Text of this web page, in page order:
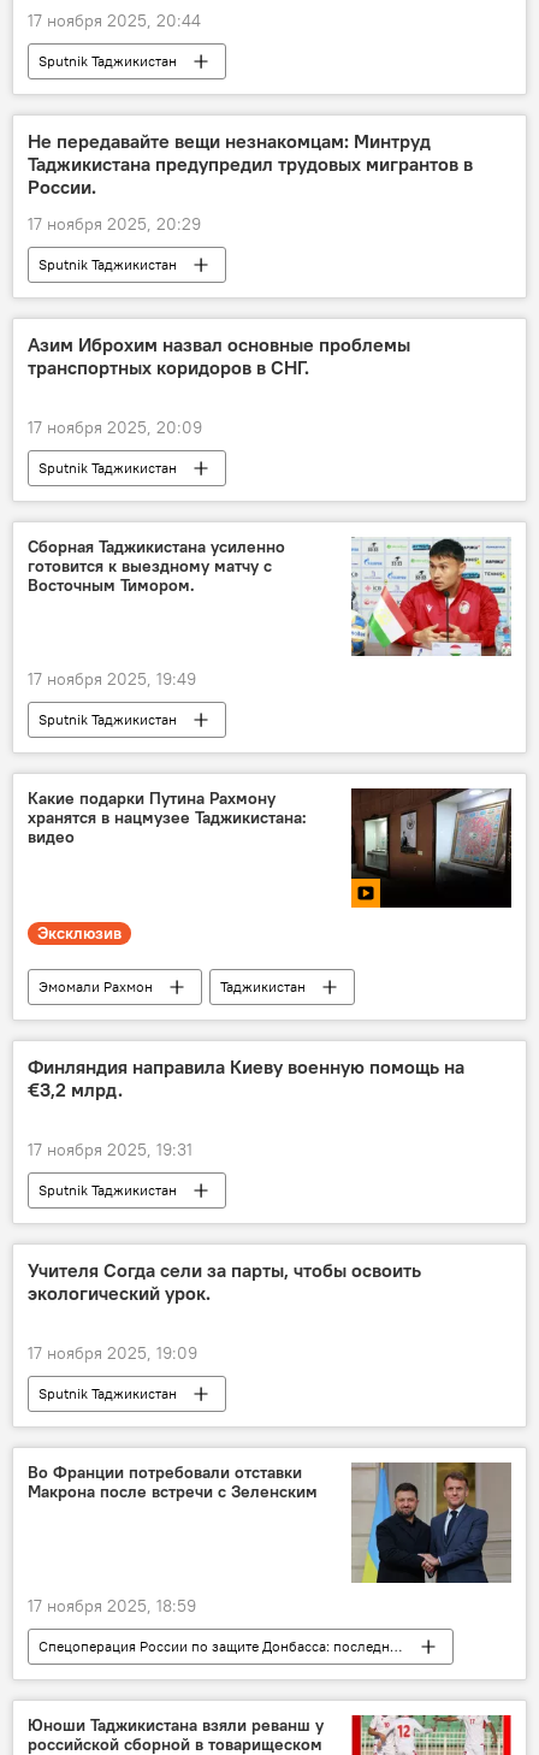
17 ноября 2025, 20:44
Sputnik Таджикистан
Не передавайте вещи незнакомцам: Минтруд
Таджикистана предупредил трудовых мигрантов в
России.
17 ноября 2025, 20:29
Sputnik Таджикистан
Азим Иброхим назвал основные проблемы
транспортных коридоров в СНГ.
17 ноября 2025, 20:09
Sputnik Таджикистан
Сборная Таджикистана усиленно
готовится к выездному матчу с
Восточным Тимором.
17 ноября 2025, 19:49
Sputnik Таджикистан
Какие подарки Путина Рахмону
хранятся в нацмузее Таджикистана:
видео
Эксклюзив
Эмомали Рахмон
Таджикистан
Видео
Финляндия направила Киеву военную помощь на
€3,2 млрд.
17 ноября 2025, 19:31
Sputnik Таджикистан
Учителя Согда сели за парты, чтобы освоить
экологический урок.
17 ноября 2025, 19:09
Sputnik Таджикистан
Во Франции потребовали отставки
Макрона после встречи с Зеленским
17 ноября 2025, 18:59
Спецоперация России по защите Донбасса: последние новости
Франция
Украина
Армия и вооружение
Владимир Зеленский
Юноши Таджикистана взяли реванш у
российской сборной в товарищеском